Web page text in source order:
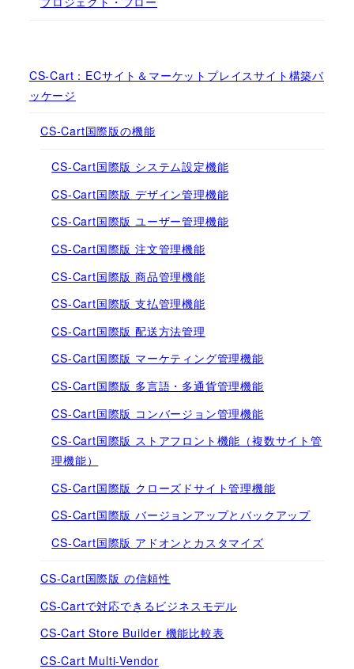
CS-Cart：ECサイト＆マーケットプレイスサイト構築パ
ッケージ
CS-Cart国際版の機能
CS-Cart国際版 システム設定機能
CS-Cart国際版 デザイン管理機能
CS-Cart国際版 ユーザー管理機能
CS-Cart国際版 注文管理機能
CS-Cart国際版 商品管理機能
CS-Cart国際版 支払管理機能
CS-Cart国際版 配送方法管理
CS-Cart国際版 マーケティング管理機能
CS-Cart国際版 多言語・多通貨管理機能
CS-Cart国際版 コンバージョン管理機能
CS-Cart国際版 ストアフロント機能（複数サイト管
理機能）
CS-Cart国際版 クローズドサイト管理機能
CS-Cart国際版 バージョンアップとバックアップ
CS-Cart国際版 アドオンとカスタマイズ
CS-Cart国際版 の信頼性
CS-Cartで対応できるビジネスモデル
CS-Cart Store Builder 機能比較表
CS-Cart Multi-Vendor